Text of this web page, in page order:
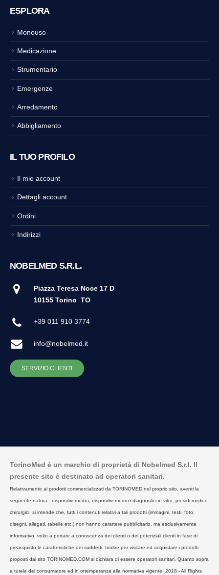
ESPLORA
Monouso
Medicazione
Strumentario
Emergenze
Arredamento
Abbigliamento
IL TUO PROFILO
Il mio account
Dettagli account
Ordini
Indirizzi
NOBELMED S.R.L.
Piazza Teresa Noce 17 D
10155 Torino TO
+39 011 910 3774
info@nobelmed.it
SERVIZIO CLIENTI
TorinoMed è un marchio di proprietà di Nobelmed S.r.l. Il
presente sito è destinato ad operatori sanitari.
Relativamente ai prodotti commercializzati da TORINOMED nel proprio sito, aventi la
seguente natura : dispositivi medici, dispositivi medico diagnostici in vitro, presidi medico
chirurgici, si intende che, tutti i contenuti relativi a tali prodotti (immagini, testi, foto,
disegni, allegati, tabelle etc.) non hanno carattere pubblicitario, ma esclusivamente
informativo, volto a portare a conoscenza dei clienti o dei potenziali clienti in fase di
preacquisto le caratteristiche dei suddetti. Inoltre per visitare ed acquistare i prodotti
proposti dal sito TORINOMED.COM si dichiara di essere operatori sanitari. Quanto sopra
a tutela del consumatore ed in ottemperanza alla normativa vigente. 2018 - All Rights